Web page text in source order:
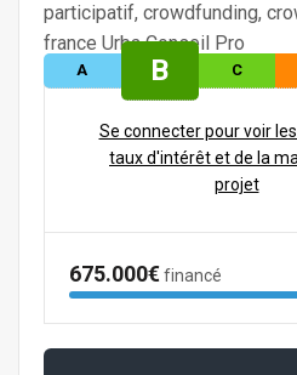
A B C
Se connecter pour voir
taux d'intérêt et de la
projet
675.000€financé